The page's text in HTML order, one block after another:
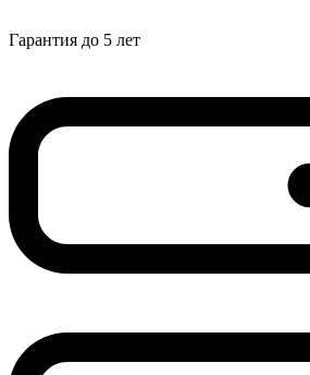
Гарантия до 5 лет